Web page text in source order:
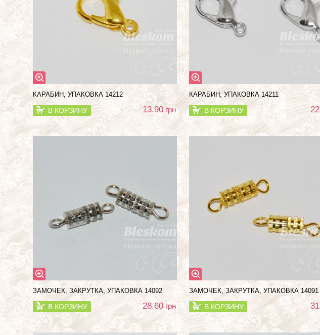
КАРАБИН, УПАКОВКА 14212
В КОРЗИНУ 13.90 грн
КАРАБИН, УПАКОВКА 14211
В КОРЗИНУ 22
ЗАМОЧЕК, ЗАКРУТКА, УПАКОВКА 14092
В КОРЗИНУ 28.60грн
ЗАМОЧЕК, ЗАКРУТКА, УПАКОВКА 14091
В КОРЗИНУ 31